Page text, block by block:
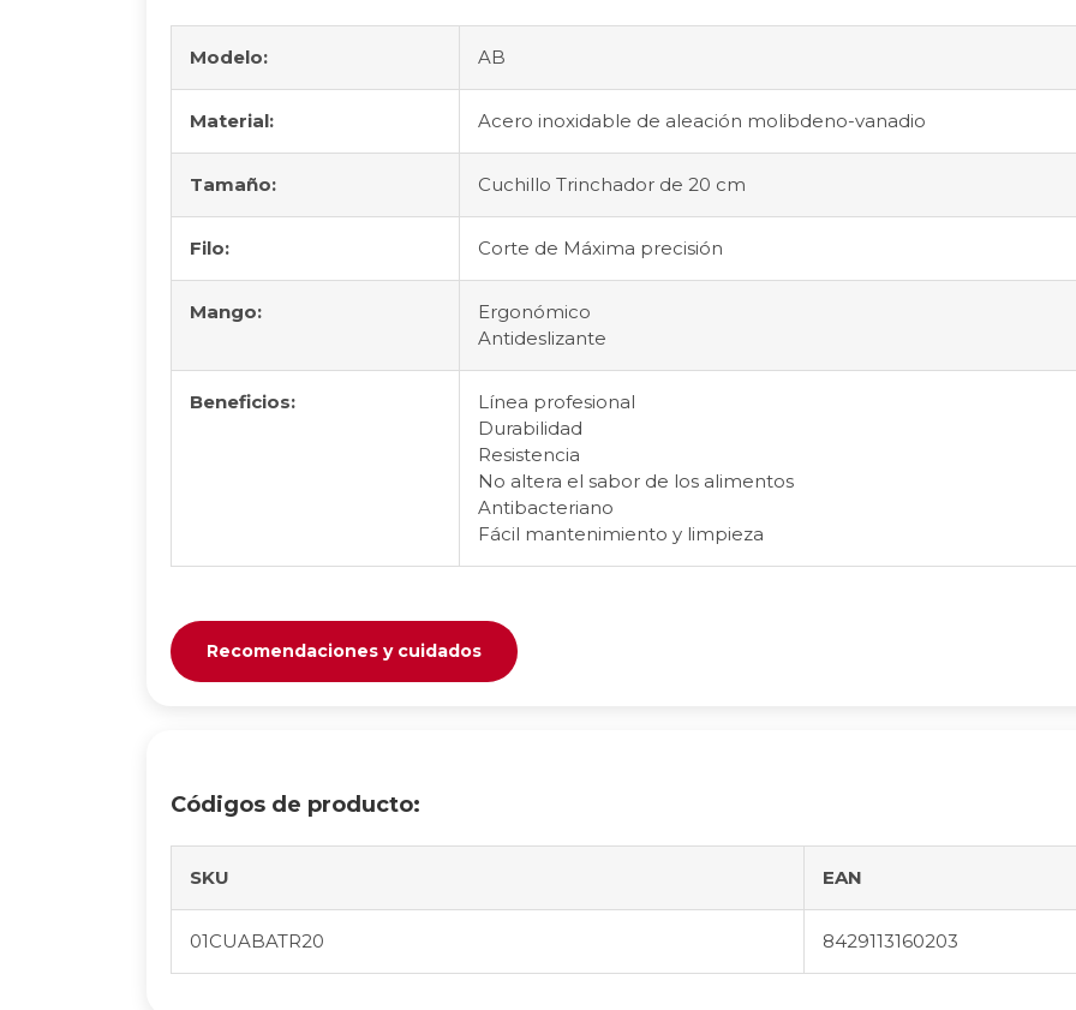
Modelo: AB
Material: Acero inoxidable de aleación molibdeno-vanadio
Tamaño: Cuchillo Trinchador de 20 cm
Filo: Corte de Máxima precisión
Mango:
Ergonómico
Antideslizante
Beneficios:
Línea profesional
Durabilidad
Resistencia
No altera el sabor de los alimentos
Antibacteriano
Fácil mantenimiento y limpieza
Recomendaciones y cuidados
Códigos de producto:
SKU EAN
01CUABATR20 8429113160203